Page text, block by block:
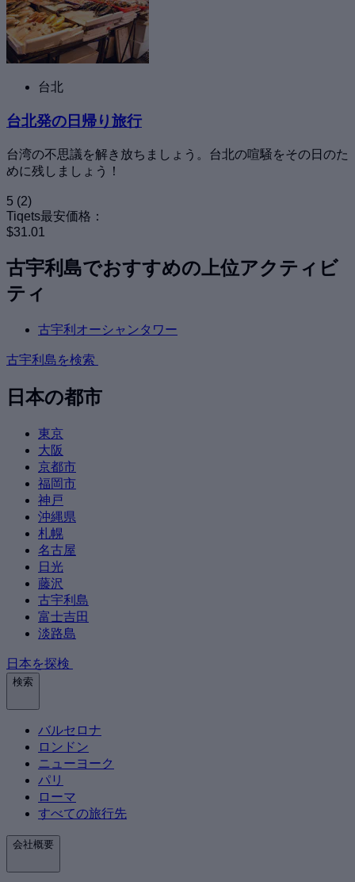
台北
台北発の日帰り旅行
台湾の不思議を解き放ちましょう。台北の喧騒をその日のた
めに残しましょう！
5 (2)
Tiqets最安価格：
$31.01
古宇利島でおすすめの上位アクティビ
ティ
古宇利オーシャンタワー
古宇利島を検索
日本の都市
東京
大阪
京都市
福岡市
神戸
沖縄県
札幌
名古屋
日光
藤沢
古宇利島
富士吉田
淡路島
日本を探検
検索
バルセロナ
ロンドン
ニューヨーク
パリ
ローマ
すべての旅行先
会社概要